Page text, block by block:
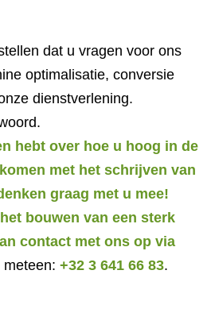
dat u vragen voor ons
optimalisatie, conversie
dienstverlening.
hebt over hoe u hoog in de
met het schrijven van
graag met u mee!
bouwen van een sterk
contact met ons op via
+32 3 641 66 83.